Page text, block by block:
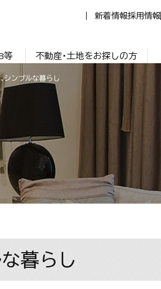
新着情報採用情報
等 不動産・土地をお探しの方
シンプルな暮らし
暮らし